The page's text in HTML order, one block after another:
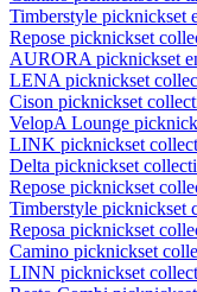
Timberstyle picknickset
Repose picknickset
AURORA picknickset
LENA picknickset
Cison picknickset
VelopA Lounge
LINK picknickset
Delta picknickset
Repose picknickset
Timberstyle picknickset
Reposa picknickset
Camino picknickset
LINN picknickset